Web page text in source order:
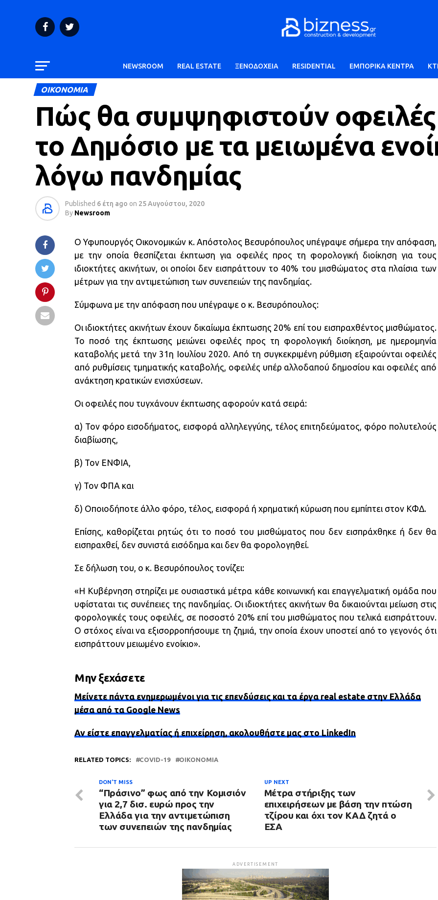
NEWSROOM REAL ESTATE ΞΕΝΟΔΟΧΕΙΑ RESIDENTIAL ΕΜΠΟΡΙΚΑ ΚΕΝΤΡΑ
ΟΙΚΟΝΟΜΙΑ
Πώς θα συμψηφιστούν
το Δημόσιο με τα μειωμένα
λόγω πανδημίας
Published 6 έτη ago on 25 Αυγούστου, 2020
By Newsroom
Ο Υφυπουργός Οικονομικών κ. Απόστολος Βεσυρόπουλος υπέγραψε σήμερα την απόφαση,
με την οποία θεσπίζεται έκπτωση για οφειλές προς τη φορολογική διοίκηση για τους
ιδιοκτήτες ακινήτων, οι οποίοι δεν εισπράττουν το 40% του μισθώματος στα πλαίσια των
μέτρων για την αντιμετώπιση των συνεπειών της πανδημίας.
Σύμφωνα με την απόφαση που υπέγραψε ο κ. Βεσυρόπουλος:
Οι ιδιοκτήτες ακινήτων έχουν δικαίωμα έκπτωσης 20% επί του εισπραχθέντος μισθώματος.
Το ποσό της έκπτωσης μειώνει οφειλές προς τη φορολογική διοίκηση, με ημερομηνία
καταβολής μετά την 31η Ιουλίου 2020. Από τη συγκεκριμένη ρύθμιση εξαιρούνται οφειλές
από ρυθμίσεις τμηματικής καταβολής, οφειλές υπέρ αλλοδαπού δημοσίου και οφειλές από
ανάκτηση κρατικών ενισχύσεων.
Οι οφειλές που τυγχάνουν έκπτωσης αφορούν κατά σειρά:
α) Τον φόρο εισοδήματος, εισφορά αλληλεγγύης, τέλος επιτηδεύματος, φόρο πολυτελούς
διαβίωσης,
β) Τον ΕΝΦΙΑ,
γ) Τον ΦΠΑ και
δ) Οποιοδήποτε άλλο φόρο, τέλος, εισφορά ή χρηματική κύρωση που εμπίπτει στον ΚΦΔ.
Επίσης, καθορίζεται ρητώς ότι το ποσό του μισθώματος που δεν εισπράχθηκε ή δεν θα
εισπραχθεί, δεν συνιστά εισόδημα και δεν θα φορολογηθεί.
Σε δήλωση του, ο κ. Βεσυρόπουλος τονίζει:
«Η Κυβέρνηση στηρίζει με ουσιαστικά μέτρα κάθε κοινωνική και επαγγελματική ομάδα που
υφίσταται τις συνέπειες της πανδημίας. Οι ιδιοκτήτες ακινήτων θα δικαιούνται μείωση στις
φορολογικές τους οφειλές, σε ποσοστό 20% επί του μισθώματος που τελικά εισπράττουν.
Ο στόχος είναι να εξισορροπήσουμε τη ζημιά, την οποία έχουν υποστεί από το γεγονός ότι
εισπράττουν μειωμένο ενοίκιο».
Μην ξεχάσετε
Μείνετε πάντα ενημερωμένοι για τις επενδύσεις και τα έργα real estate στην Ελλάδα
μέσα από τα Google News
Αν είστε επαγγελματίας ή επιχείρηση, ακολουθήστε μας στο LinkedIn
RELATED TOPICS: COVID-19 ΟΙΚΟΝΟΜΊΑ
UP NEXT
Μέτρα στήριξης των
επιχειρήσεων με βάση την πτώση
τζίρου και όχι τον ΚΑΔ ζητά ο
ΕΣΑ
DON'T MISS
“Πράσινο” φως από την Κομισιόν
για 2,7 δισ. ευρώ προς την
Ελλάδα για την αντιμετώπιση
των συνεπειών της πανδημίας
ADVERTISEMENT